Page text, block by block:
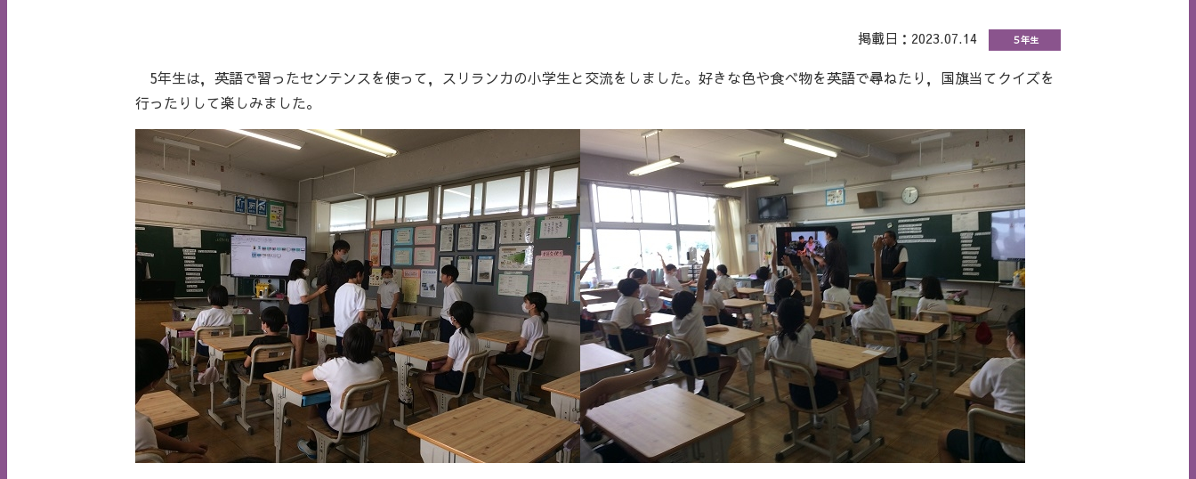
掲載日：2023.07.14 ５年生
5年生は，英語で習ったセンテンスを使って，スリランカの小学生と交流をしました。好きな色や食べ物を英語で尋ねたり，国旗当てクイズを
行ったりして楽しみました。